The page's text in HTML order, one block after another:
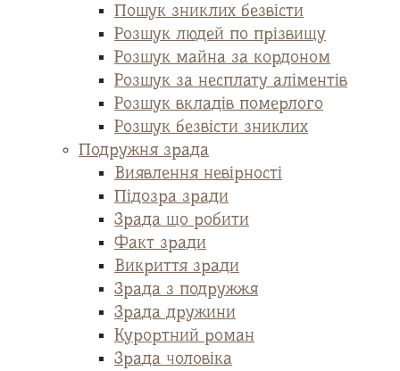
Пошук зниклих безвісти
Розшук людей по прізвищу
Розшук майна за кордоном
Розшук за несплату аліментів
Розшук вкладів померлого
Розшук безвісти зниклих
Подружня зрада
Виявлення невірності
Підозра зради
Зрада що робити
Факт зради
Викриття зради
Зрада з подружжя
Зрада дружини
Курортний роман
Зрада чоловіка